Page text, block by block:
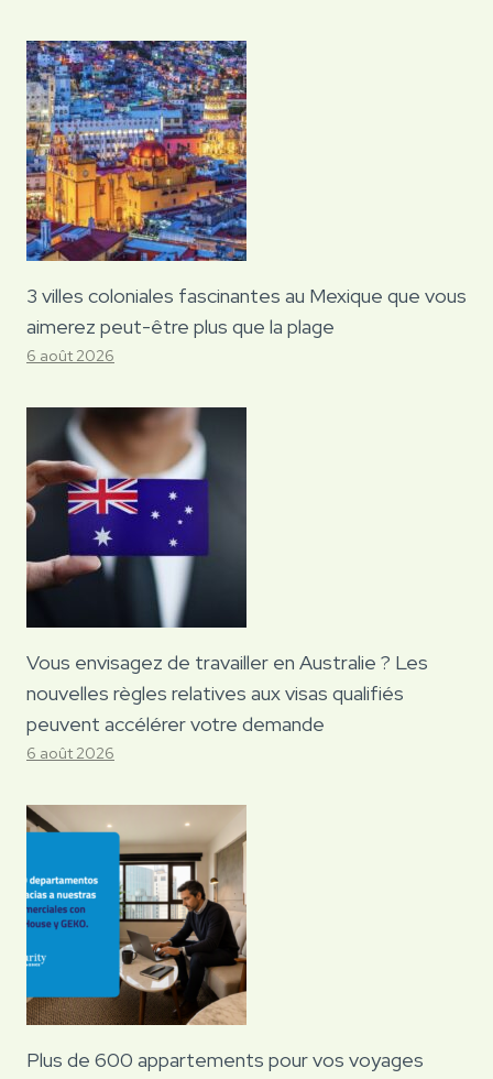
3 villes coloniales fascinantes au Mexique que vous
aimerez peut-être plus que la plage
6 août 2026
Vous envisagez de travailler en Australie ? Les
nouvelles règles relatives aux visas qualifiés
peuvent accélérer votre demande
6 août 2026
Plus de 600 appartements pour vos voyages